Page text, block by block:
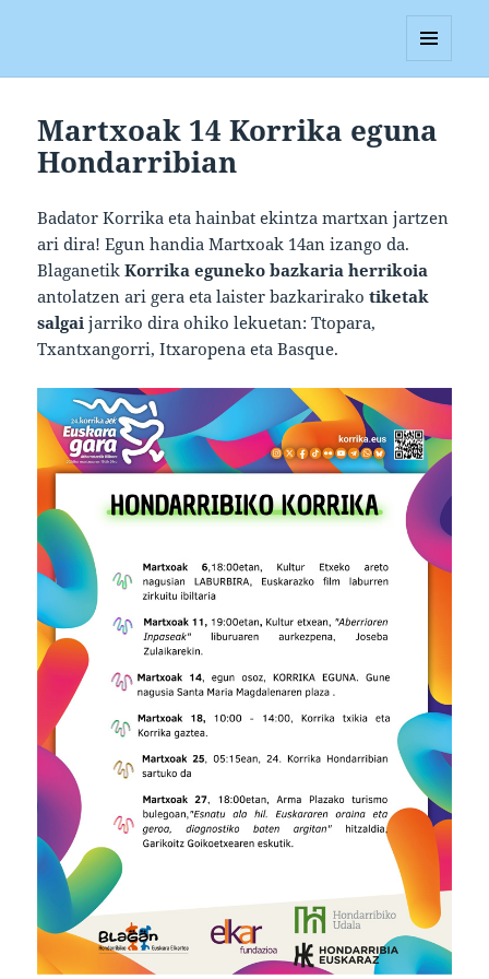
Martxoak 14 Korrika eguna
Hondarribian
Badator Korrika eta hainbat ekintza martxan jartzen
ari dira! Egun handia Martxoak 14an izango da.
BlaganetikKorrika eguneko bazkaria herrikoia
antolatzen ari gera eta laister bazkarirakotiketak
salgai jarriko dira ohiko lekuetan: Ttopara,
Txantxangorri, Itxaropena eta Basque.